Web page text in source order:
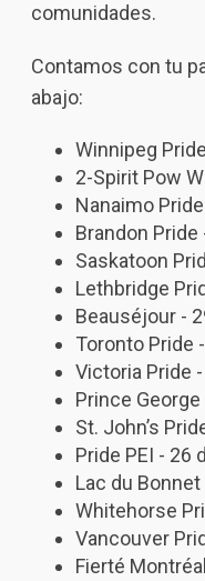
comunidades.
Contamos con tu
abajo:
Winnipeg
2-Spirit Pow
Nanaimo
Brandon
Saskatoon
Lethbridge
Beauséjour -
Toronto Pride
Victoria Pride
Prince
St. John’s
Pride PEI - 26
Lac du
Whitehorse
Vancouver
Fierté